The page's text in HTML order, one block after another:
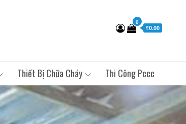
0
₫0.00
Thiết Bị Chữa Cháy Thi Công Pccc